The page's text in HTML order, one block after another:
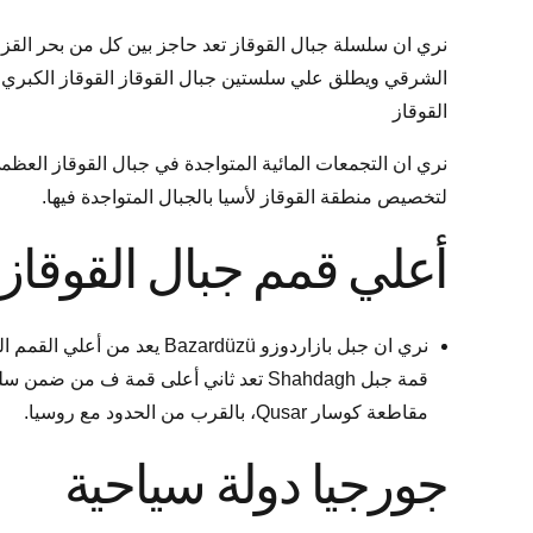
نري ان سلسلة جبال القوقاز تعد حاجز بين كل من بحر
الشرقي ويطلق علي سلستين جبال القوقاز القوقاز
القوقاز
نري ان التجمعات المائية المتواجدة في جبال القوقاز
لتخصيص منطقة القوقاز لأسيا بالجبال المتواجدة فيها.
أعلي قمم جبال القوقاز
مقاطعة كوسار Qusar، بالقرب من الحدود مع روسيا.
جورجيا دولة سياحية